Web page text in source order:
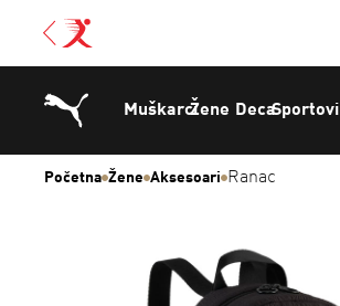
MuškarciŽene DecaSportovi
Početna Žene Aksesoari Ranac